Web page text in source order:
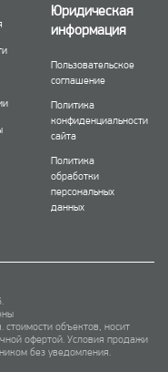
Юридическая
информация
Пользовательское
соглашение
Политика
конфиденциальности
сайта
Политика
обработки
персональных
данных
объектов, носит
офертой. Условия продажи
без уведомления.